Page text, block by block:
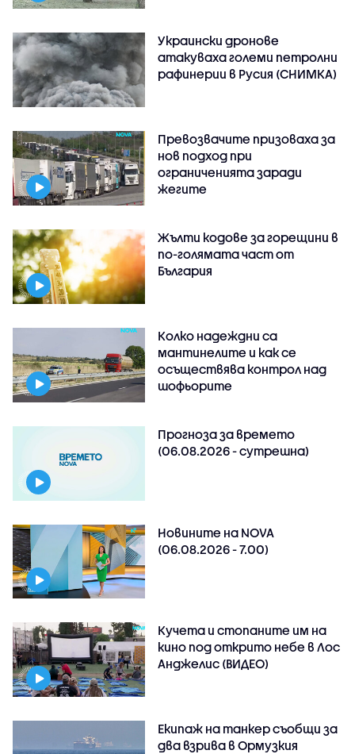
Украински дронове
атакуваха големи петролни
рафинерии в Русия (СНИМКА)
Превозвачите призоваха за
нов подход при
ограниченията заради
жегите
Жълти кодове за горещини в
по-голямата част от
България
Колко надеждни са
мантинелите и как се
осъществява контрол над
шофьорите
Прогноза за времето
(06.08.2026 - сутрешна)
Новините на NOVA
(06.08.2026 - 7.00)
Кучета и стопаните им на
кино под открито небе в Лос
Анджелис (ВИДЕО)
Екипаж на танкер съобщи за
два взрива в Ормузкия